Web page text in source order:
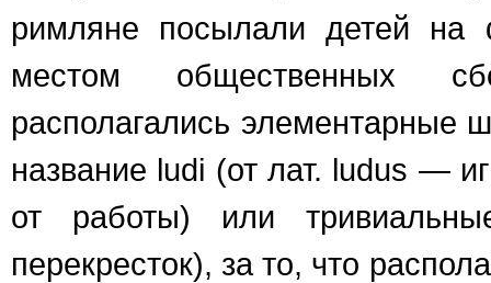
римляне посылали детей
местом общественных
располагались элементарные
название ludi (от лат. ludus —
от работы) или
перекресток), за то, что